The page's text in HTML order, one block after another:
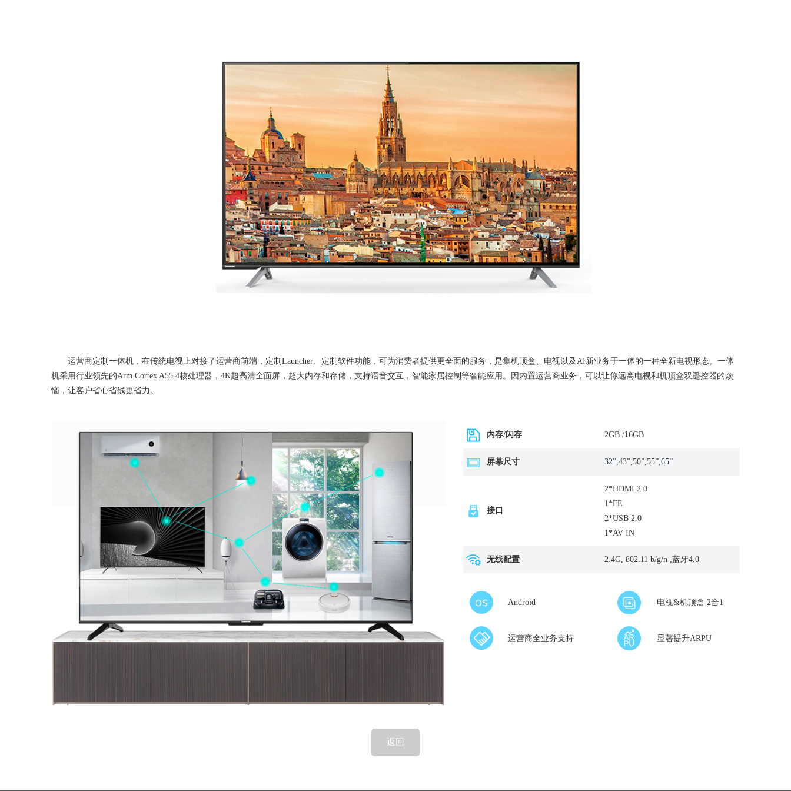
运营商定制一体机，在传统电视上对接了运营商前端，定制Launcher、定制软件功能，可为消费者提供更全面的服务，是集机顶盒、电视以及AI新业务于一体的一种全新电视形态。一体
机采用行业领先的Arm Cortex A55 4核处理器，4K超高清全面屏，超大内存和存储，支持语音交互，智能家居控制等智能应用。因内置运营商业务，可以让你远离电视和机顶盒双遥控器的烦
恼，让客户省心省钱更省力。
内存/闪存 2GB /16GB
屏幕尺寸 32”,43”,50”,55”,65”
接口
2*HDMI 2.0
1*FE
2*USB 2.0
1*AV IN
无线配置 2.4G, 802.11 b/g/n ,蓝牙4.0
Android 电视&机顶盒 2合1
运营商全业务支持 显著提升ARPU
返回